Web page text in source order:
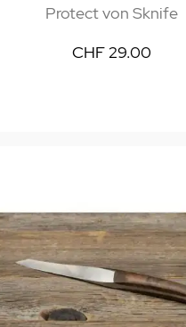
Protect von Sknife
CHF 29.00